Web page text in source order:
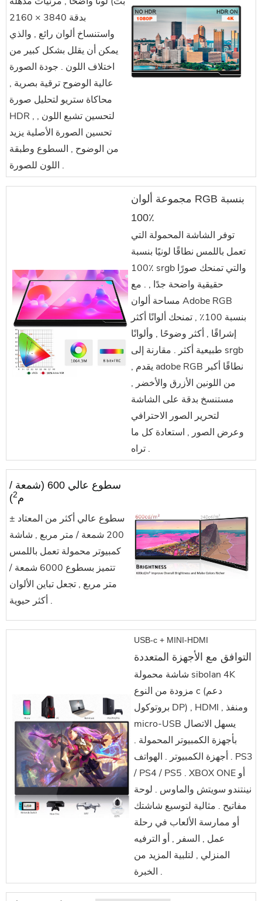
بدقة 3840 × 2160
واستنساخ ألوان رائع , والذي
يمكن أن يقلل بشكل كبير من
اختلاف اللون . جودة الصورة
عالية الوضوح ترقية بصرية ,
محاكاة ستريو لتحليل صورة
HDR , لتحسين تشبع اللون ,
تحسين الصورة الأصلية يزيد
من الوضوح , السطوع وطبقة
اللون للصورة .
مجموعة ألوان RGB بنسبة
100٪
توفر الشاشة المحمولة التي
تعمل باللمس نطاقًا لونيًا بنسبة
100٪ srgb والتي تمنحك صورًا
حقيقية واضحة جدًا , . مع
مساحة ألوان Adobe RGB
بنسبة 100٪ , تمنحك ألوانًا أكثر
إشراقًا , أكثر وضوحًا , وألوانًا
طبيعية أكثر . مقارنة إلى srgb
, يقدم adobe RGB نطاقًا أكبر
من اللونين الأزرق والأخضر ,
مستنسخ بدقة على الشاشة
لتحرير الصور الاحترافي
وعرض الصور , استعادة كل ما
تراه .
سطوع عالي 600 (شمعة /
م2
)
سطوع عالي أكثر من المعتاد ±
200 شمعة / متر مربع , شاشة
كمبيوتر محمولة تعمل باللمس
تتميز بسطوع 6000 شمعة /
متر مربع , تجعل تباين الألوان
أكثر حيوية .
USB-c + MINI-HDMI
التوافق مع الأجهزة المتعددة
شاشة محمولة sibolan 4K
مزودة من النوع c (دعم
بروتوكول DP) , HDMI , ومنفذ
micro-USB يسهل الاتصال
بأجهزة الكمبيوتر المحمولة .
أجهزة الكمبيوتر . الهواتف . PS3
/ PS4 / PS5 . XBOX ONE أو
نينتندو سويتش والماوس . لوحة
مفاتيح . مثالية لتوسيع شاشتك
أو ممارسة الألعاب في رحلة
عمل , السفر , أو الترفيه
المنزلي , لتلبية المزيد من
الخبرة .